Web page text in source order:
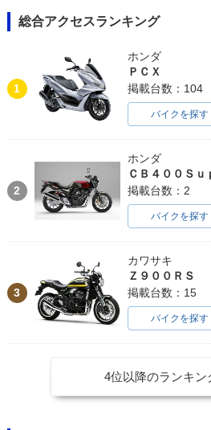
総合アクセスランキング
1
ホンダ
ＰＣＸ
掲載台数：104
バイクを探す
2
ホンダ
掲載台数：2
バイクを探す
3
カワサキ
Ｚ９００ＲＳ
掲載台数：15
バイクを探す
4位以降のランキン